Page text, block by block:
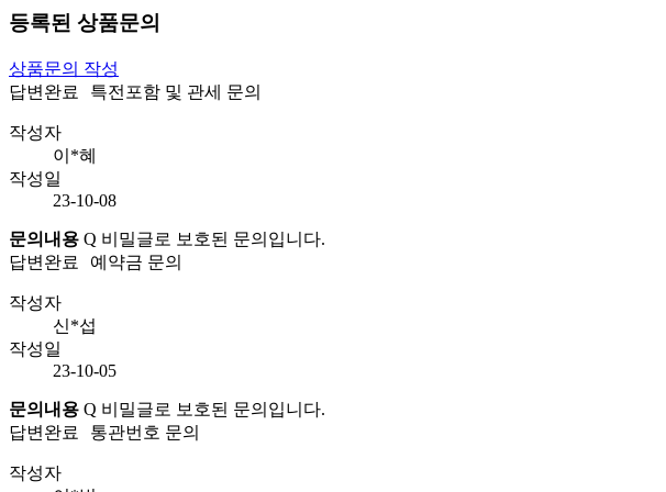
등록된 상품문의
상품문의 작성
답변완료
특전포함 및 관세 문의
작성자
이*혜
작성일
23-10-08
문의내용 Q 비밀글로 보호된 문의입니다.
답변완료
예약금 문의
작성자
신*섭
작성일
23-10-05
문의내용 Q 비밀글로 보호된 문의입니다.
답변완료
통관번호 문의
작성자